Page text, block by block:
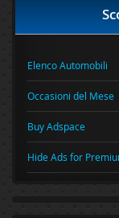
Elenco Automobili
Occasioni del Mese
Buy Adspace
Hide Ads for